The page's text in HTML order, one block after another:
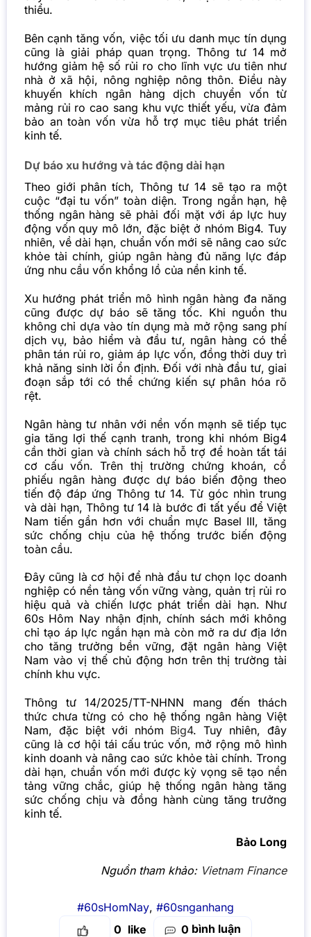
thiểu.
Bên cạnh tăng vốn, việc tối ưu danh mục tín dụng
cũng là giải pháp quan trọng. Thông tư 14 mở
hướng giảm hệ số rủi ro cho lĩnh vực ưu tiên như
nhà ở xã hội, nông nghiệp nông thôn. Điều này
khuyến khích ngân hàng dịch chuyển vốn từ
mảng rủi ro cao sang khu vực thiết yếu, vừa đảm
bảo an toàn vốn vừa hỗ trợ mục tiêu phát triển
kinh tế.
Dự báo xu hướng và tác động dài hạn
Theo giới phân tích, Thông tư 14 sẽ tạo ra một
cuộc “đại tu vốn” toàn diện. Trong ngắn hạn, hệ
thống ngân hàng sẽ phải đối mặt với áp lực huy
động vốn quy mô lớn, đặc biệt ở nhóm Big4. Tuy
nhiên, về dài hạn, chuẩn vốn mới sẽ nâng cao sức
khỏe tài chính, giúp ngân hàng đủ năng lực đáp
ứng nhu cầu vốn khổng lồ của nền kinh tế.
Xu hướng phát triển mô hình ngân hàng đa năng
cũng được dự báo sẽ tăng tốc. Khi nguồn thu
không chỉ dựa vào tín dụng mà mở rộng sang phí
dịch vụ, bảo hiểm và đầu tư, ngân hàng có thể
phân tán rủi ro, giảm áp lực vốn, đồng thời duy trì
khả năng sinh lời ổn định. Đối với nhà đầu tư, giai
đoạn sắp tới có thể chứng kiến sự phân hóa rõ
rệt.
Ngân hàng tư nhân với nền vốn mạnh sẽ tiếp tục
gia tăng lợi thế cạnh tranh, trong khi nhóm Big4
cần thời gian và chính sách hỗ trợ để hoàn tất tái
cơ cấu vốn. Trên thị trường chứng khoán, cổ
phiếu ngân hàng được dự báo biến động theo
tiến độ đáp ứng Thông tư 14. Từ góc nhìn trung
và dài hạn, Thông tư 14 là bước đi tất yếu để Việt
Nam tiến gần hơn với chuẩn mực Basel III, tăng
sức chống chịu của hệ thống trước biến động
toàn cầu.
Đây cũng là cơ hội để nhà đầu tư chọn lọc doanh
nghiệp có nền tảng vốn vững vàng, quản trị rủi ro
hiệu quả và chiến lược phát triển dài hạn. Như
60s Hôm Nay nhận định, chính sách mới không
chỉ tạo áp lực ngắn hạn mà còn mở ra dư địa lớn
cho tăng trưởng bền vững, đặt ngân hàng Việt
Nam vào vị thế chủ động hơn trên thị trường tài
chính khu vực.
Thông tư 14/2025/TT-NHNN mang đến thách
thức chưa từng có cho hệ thống ngân hàng Việt
Nam, đặc biệt với nhóm Big4. Tuy nhiên, đây
cũng là cơ hội tái cấu trúc vốn, mở rộng mô hình
kinh doanh và nâng cao sức khỏe tài chính. Trong
dài hạn, chuẩn vốn mới được kỳ vọng sẽ tạo nền
tảng vững chắc, giúp hệ thống ngân hàng tăng
sức chống chịu và đồng hành cùng tăng trưởng
kinh tế.
Bảo Long
Nguồn tham khảo: Vietnam Finance
#60sHomNay, #60snganhang
0
0 bình luận